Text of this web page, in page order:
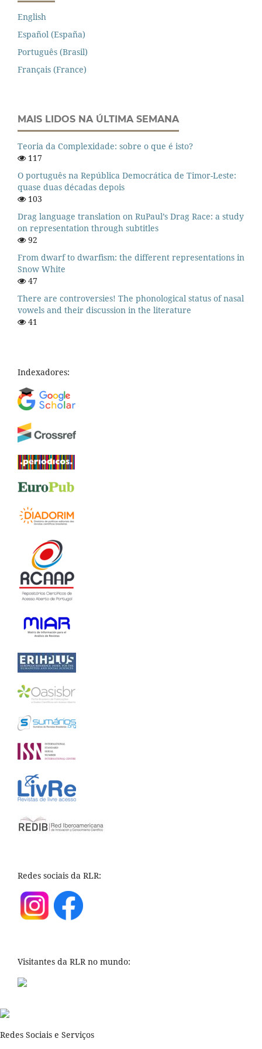
English
Español (España)
Português (Brasil)
Français (France)
MAIS LIDOS NA ÚLTIMA SEMANA
Teoria da Complexidade: sobre o que é isto?
117
O português na República Democrática de Timor-Leste:
quase duas décadas depois
103
Drag language translation on RuPaul’s Drag Race: a study
on representation through subtitles
92
From dwarf to dwarfism: the different representations in
Snow White
47
There are controversies! The phonological status of nasal
vowels and their discussion in the literature
41
Indexadores:
Redes sociais da RLR:
Visitantes da RLR no mundo:
Redes Sociais e Serviços